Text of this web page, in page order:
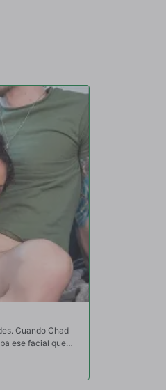
Cuando Chad
ese facial que